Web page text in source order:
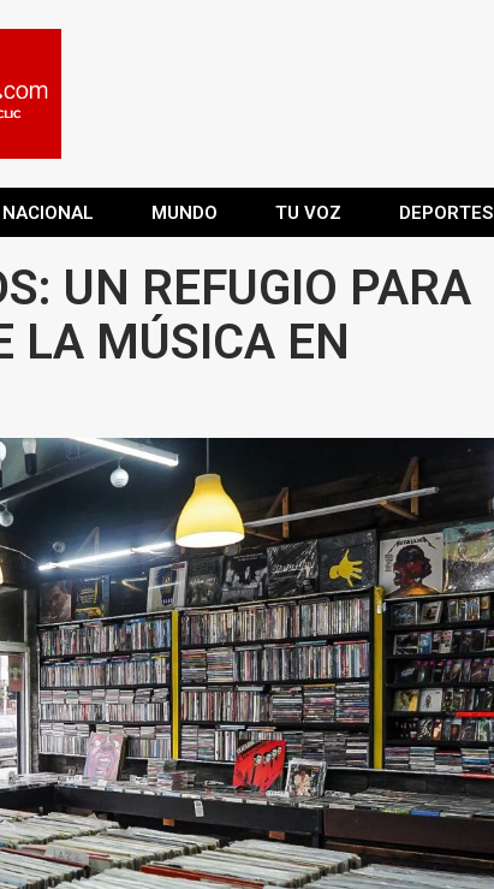
NACIONAL MUNDO TU VOZ DEPORTES
UN REFUGIO PARA
LA MÚSICA EN